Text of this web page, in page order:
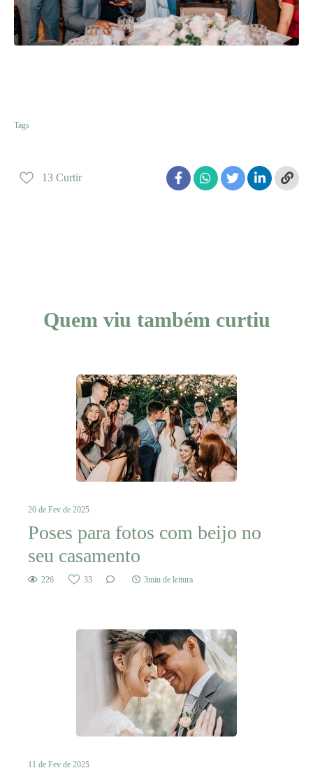
Tags
13 Curtir
Quem viu também curtiu
20 de Fev de 2025
Poses para fotos com beijo no
seu casamento
226 33 3min de leitura
11 de Fev de 2025